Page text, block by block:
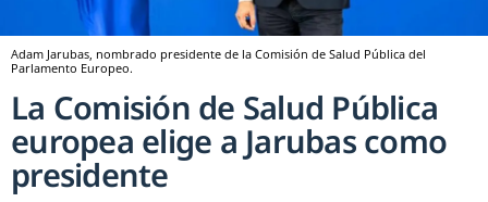
Adam Jarubas, nombrado presidente de la Comisión de Salud Pública del
Parlamento Europeo.
La Comisión de Salud Pública
europea elige a Jarubas como
presidente